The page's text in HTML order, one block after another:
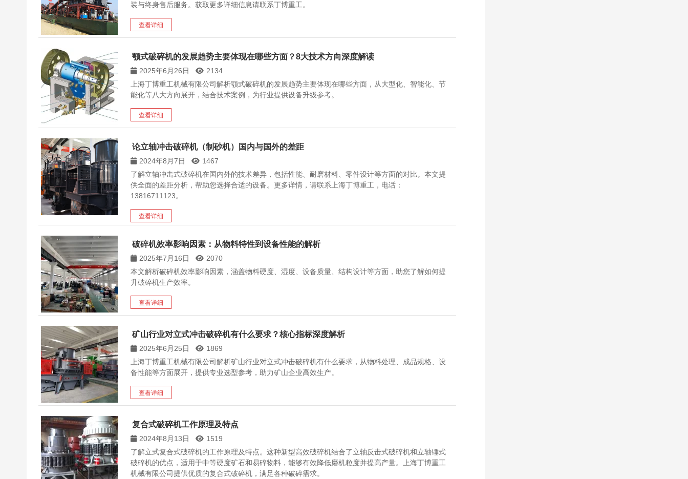
装与终身售后服务。获取更多详细信息请联系丁博重工。
查看详细
颚式破碎机的发展趋势主要体现在哪些方面？8大技术方向深度解读​
2025年6月26日
2134
上海丁博重工机械有限公司解析颚式破碎机的发展趋势主要体现在哪些方面，从大型化、智能化、节
能化等八大方向展开，结合技术案例，为行业提供设备升级参考。
查看详细
论立轴冲击破碎机（制砂机）国内与国外的差距
2024年8月7日
1467
了解立轴冲击式破碎机在国内外的技术差异，包括性能、耐磨材料、零件设计等方面的对比。本文提
供全面的差距分析，帮助您选择合适的设备。更多详情，请联系上海丁博重工，电话：
13816711123。
查看详细
破碎机效率影响因素：从物料特性到设备性能的解析
2025年7月16日
2070
本文解析破碎机效率影响因素，涵盖物料硬度、湿度、设备质量、结构设计等方面，助您了解如何提
升破碎机生产效率。
查看详细
矿山行业对立式冲击破碎机有什么要求？核心指标深度解析
2025年6月25日
1869
上海丁博重工机械有限公司解析矿山行业对立式冲击破碎机有什么要求，从物料处理、成品规格、设
备性能等方面展开，提供专业选型参考，助力矿山企业高效生产。
查看详细
复合式破碎机工作原理及特点
2024年8月13日
1519
了解立式复合式破碎机的工作原理及特点。这种新型高效破碎机结合了立轴反击式破碎机和立轴锤式
破碎机的优点，适用于中等硬度矿石和易碎物料，能够有效降低磨机粒度并提高产量。上海丁博重工
机械有限公司提供优质的复合式破碎机，满足各种破碎需求。